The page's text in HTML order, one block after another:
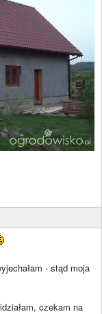
- stąd moja
czekam na